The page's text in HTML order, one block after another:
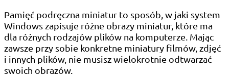
Pamięć podręczna miniatur to sposób, w jaki system
Windows zapisuje różne obrazy miniatur, które ma
dla różnych rodzajów plików na komputerze. Mając
zawsze przy sobie konkretne miniatury filmów, zdjęć
i innych plików, nie musisz wielokrotnie odtwarzać
swoich obrazów.